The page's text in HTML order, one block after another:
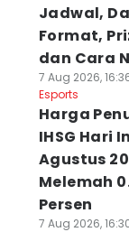
Jadwal,
Format,
dan Cara
7 Aug 2026,
Esports
Harga
IHSG Hari
Agustus
Melemah
Persen
7 Aug 2026,